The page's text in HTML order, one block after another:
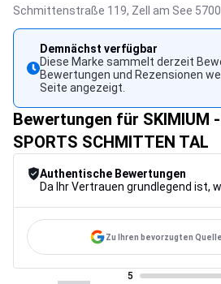
Schmittenstraße 119, Zell am See 5700
Demnächst verfügbar
Diese Marke sammelt derzeit
Bewertungen und Rezensionen
Seite angezeigt.
Bewertungen für SKIMIUM -
SPORTS SCHMITTEN TAL
Authentische Bewertungen
Zu Ihren bevorzugten
5